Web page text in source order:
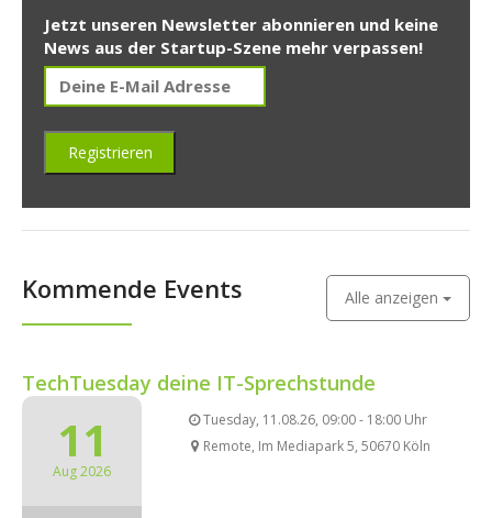
Jetzt unseren Newsletter abonnieren und keine
News aus der Startup-Szene mehr verpassen!
Kommende Events Alle anzeigen
TechTuesday deine IT-Sprechstunde
11
Aug 2026
Tuesday, 11.08.26, 09:00 - 18:00 Uhr
Remote, Im Mediapark 5, 50670 Köln